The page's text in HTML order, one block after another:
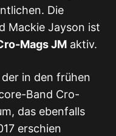
Die
Mackie Jayson ist
Mags JM aktiv.
in den frühen
Band Cro-
das ebenfalls
erschien